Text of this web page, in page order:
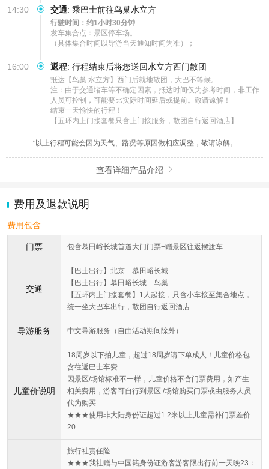
14:30 交通: 乘巴士前往鸟巢水立方
行驶时间：约1小时30分钟
发车集合点：景区停车场。
（具体集合时间以导游当天通知时间为准）；
16:00 返程: 行程结束后将您送回水立方西门散团
抵达【鸟巢.水立方】西门后就地散团，大巴不等候。
注：由于交通堵车等不确定因素，抵达时间仅为参考时间，非工作
人员可控制，可能要比实际时间延后或提前。敬请谅解！
结束一天愉快的行程！
【五环内上门接套餐只含上门接服务，散团自行返回酒店】
*以上行程可能会因为天气、路况等原因做相应调整，敬请谅解。
查看详细产品介绍 
费用及退款说明
费用包含
门票 包含慕田峪长城首道大门门票+赠景区往返摆渡车
交通
【巴士出行】北京—慕田峪长城
【巴士出行】慕田峪长城—鸟巢
【五环内上门接套餐】1人起接，只含小车接至集合地点，
统一坐大巴车出行，散团自行返回酒店
导游服务 中文导游服务（自由活动期间除外）
儿童价说明
18周岁以下拍儿童，超过18周岁请下单成人！儿童价格包
含往返巴士车费
因景区/场馆标准不一样，儿童价格不含门票费用，如产生
相关费用，游客可自行到景区 /场馆购买门票或由服务人员
代为购买
★★★使用非大陆身份证超过1.2米以上儿童需补门票差价
20
旅行社责任险
★★★我社赠与中国籍身份证游客游客限出行前一天晚23：